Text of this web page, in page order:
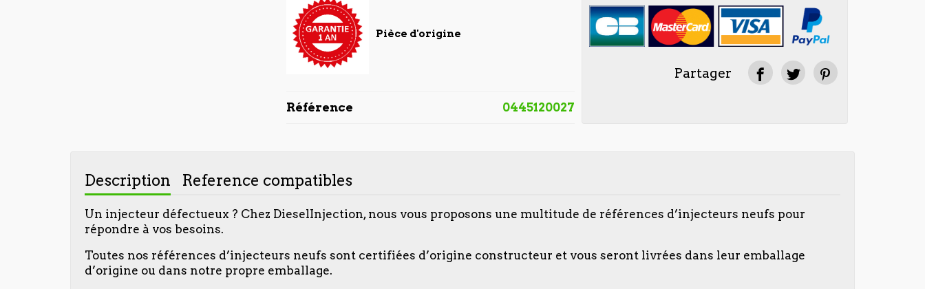
Pièce d'origine
Référence 0445120027
Partager
Description Reference compatibles
Un injecteur défectueux ? Chez DieselInjection, nous vous proposons une multitude de références d’injecteurs neufs pour
répondre à vos besoins.
Toutes nos références d’injecteurs neufs sont certifiées d’origine constructeur et vous seront livrées dans leur emballage
d’origine ou dans notre propre emballage.